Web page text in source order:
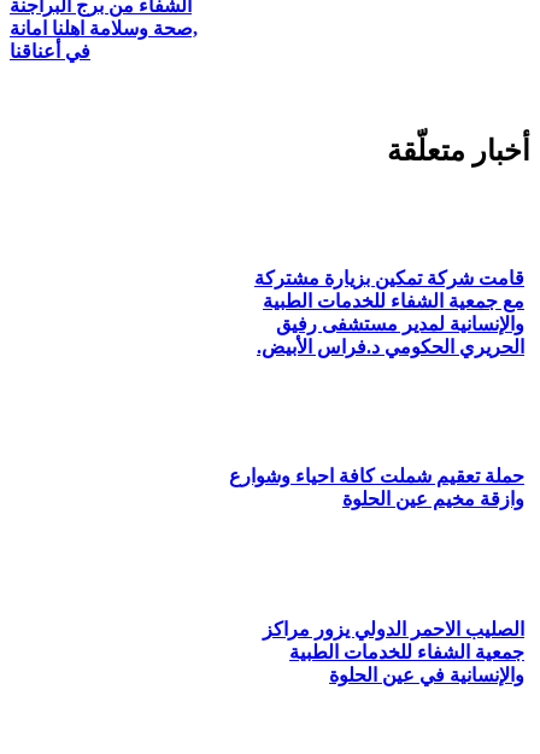
الشفاء من برج البراجنة
,صحة وسلامة اهلنا امانة
في أعناقنا
أخبار متعلّقة
قامت شركة تمكين بزيارة مشتركة
مع جمعية الشفاء للخدمات الطبية
والإنسانية لمدير مستشفى رفيق
الحريري الحكومي د.فراس الأبيض.
حملة تعقيم شملت كافة احياء وشوارع
وازقة مخيم عين الحلوة
الصليب الاحمر الدولي يزور مراكز
جمعية الشفاء للخدمات الطبية
والإنسانية في عين الحلوة